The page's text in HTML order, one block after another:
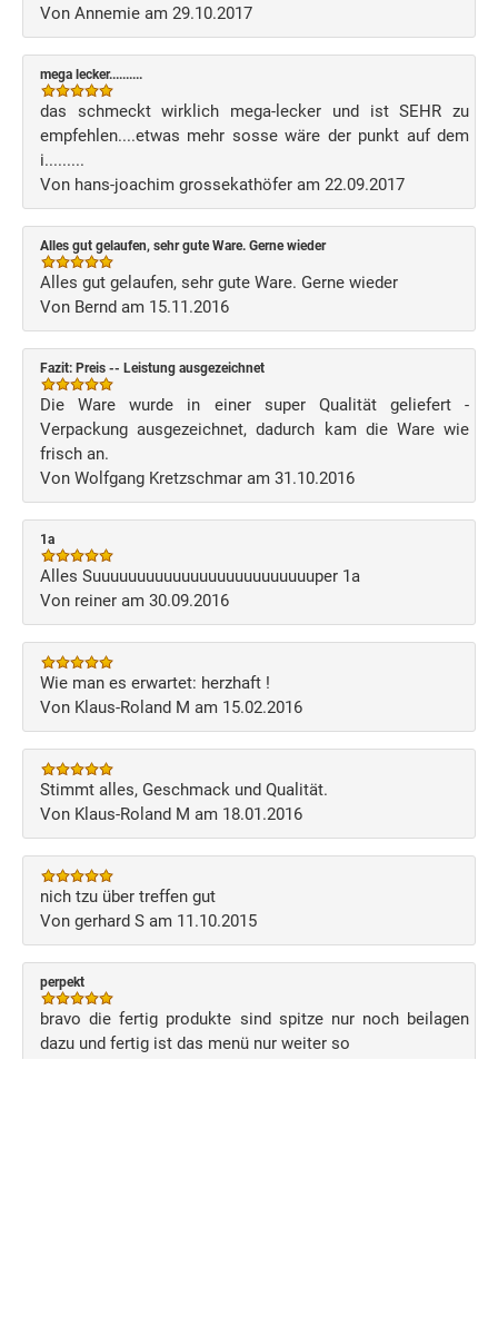
Von Annemie am 29.10.2017
mega lecker..........
das schmeckt wirklich mega-lecker und ist SEHR zu
empfehlen....etwas mehr sosse wäre der punkt auf dem
i.........
Von hans-joachim grossekathöfer am 22.09.2017
Alles gut gelaufen, sehr gute Ware. Gerne wieder
Alles gut gelaufen, sehr gute Ware. Gerne wieder
Von Bernd am 15.11.2016
Fazit: Preis -- Leistung ausgezeichnet
Die Ware wurde in einer super Qualität geliefert -
Verpackung ausgezeichnet, dadurch kam die Ware wie
frisch an.
Von Wolfgang Kretzschmar am 31.10.2016
1a
Alles Suuuuuuuuuuuuuuuuuuuuuuuuuper 1a
Von reiner am 30.09.2016
Wie man es erwartet: herzhaft !
Von Klaus-Roland M am 15.02.2016
Stimmt alles, Geschmack und Qualität.
Von Klaus-Roland M am 18.01.2016
nich tzu über treffen gut
Von gerhard S am 11.10.2015
perpekt
bravo die fertig produkte sind spitze nur noch beilagen
dazu und fertig ist das menü nur weiter so